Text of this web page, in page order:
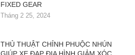
FIXED GEAR
Tháng 2 25, 2024
THỦ THUẬT CHỈNH PHUỘC NHÚN